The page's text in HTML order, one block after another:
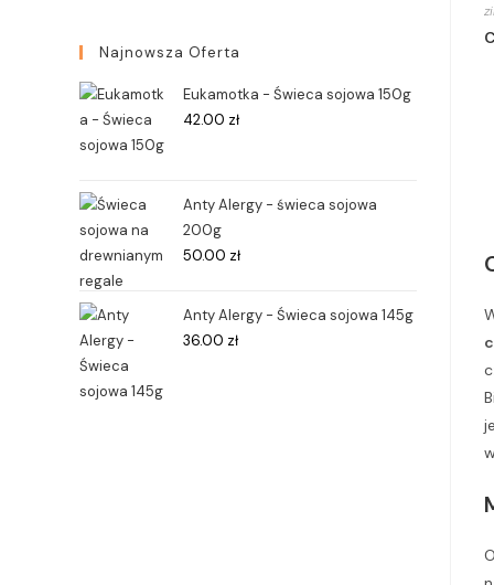
Najnowsza Oferta
Eukamotka - Świeca sojowa 150g
42.00 zł
Anty Alergy - świeca sojowa
200g
50.00 zł
Anty Alergy - Świeca sojowa 145g
36.00 zł